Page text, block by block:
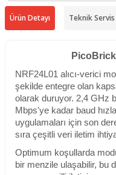
Ürün Detayı Teknik Servis
NRF24L01 alıcı-verici
şekilde entegre olan
olarak duruyor. 2,4 GHz
Mbps'ye kadar baud
uygulamaları için son
sıra çeşitli veri iletim
Optimum koşullarda
bir menzile ulaşabilir, bu